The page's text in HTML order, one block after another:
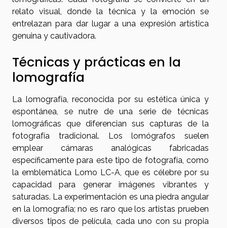
relato visual, donde la técnica y la emoción se
entrelazan para dar lugar a una expresión artística
genuina y cautivadora.
Técnicas y prácticas en la
lomografía
La lomografía, reconocida por su estética única y
espontánea, se nutre de una serie de técnicas
lomográficas que diferencian sus capturas de la
fotografía tradicional. Los lomógrafos suelen
emplear cámaras analógicas fabricadas
específicamente para este tipo de fotografía, como
la emblemática Lomo LC-A, que es célebre por su
capacidad para generar imágenes vibrantes y
saturadas. La experimentación es una piedra angular
en la lomografía; no es raro que los artistas prueben
diversos tipos de película, cada uno con su propia